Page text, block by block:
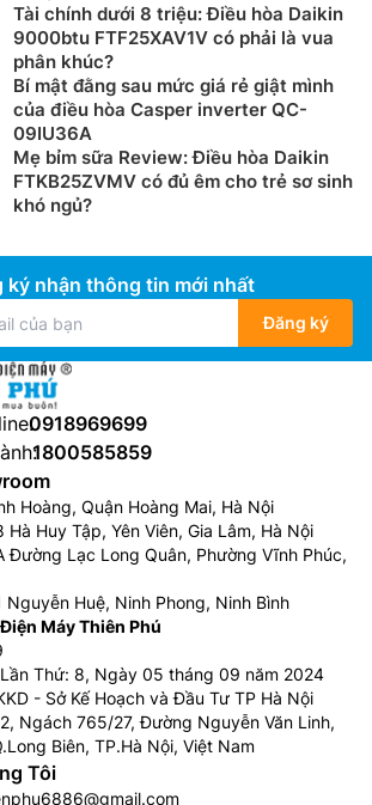
Tài chính dưới 8 triệu: Điều hòa Daikin
9000btu FTF25XAV1V có phải là vua
phân khúc?
Bí mật đằng sau mức giá rẻ giật mình
của điều hòa Casper inverter QC-
09IU36A
Mẹ bỉm sữa Review: Điều hòa Daikin
FTKB25ZVMV có đủ êm cho trẻ sơ sinh
khó ngủ?
ký nhận thông tin mới nhất
Đăng ký
0918969699
1800585859
Hoàng, Quận Hoàng Mai, Hà Nội
Hà Huy Tập, Yên Viên, Gia Lâm, Hà Nội
Đường Lạc Long Quân, Phường Vĩnh Phúc,
Nguyễn Huệ, Ninh Phong, Ninh Bình
Máy Thiên Phú
Thứ: 8, Ngày 05 tháng 09 năm 2024
- Sở Kế Hoạch và Đầu Tư TP Hà Nội
Ngách 765/27, Đường Nguyễn Văn Linh,
Biên, TP.Hà Nội, Việt Nam
Tôi